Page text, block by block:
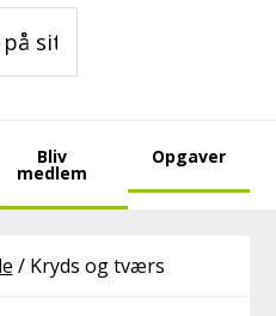
Bliv
medlem
Opgaver
/Kryds og tværs